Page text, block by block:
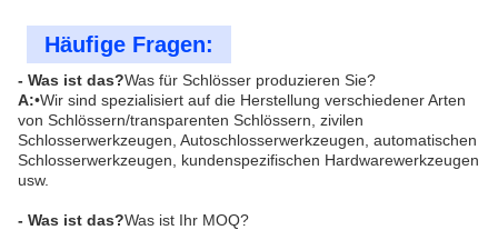
Häufige Fragen:
- Was ist das?Was für Schlösser produzieren Sie?
A:•Wir sind spezialisiert auf die Herstellung verschiedener Arten
von Schlössern/transparenten Schlössern, zivilen
Schlosserwerkzeugen, Autoschlosserwerkzeugen, automatischen
Schlosserwerkzeugen, kundenspezifischen Hardwarewerkzeugen
usw.
- Was ist das?Was ist Ihr MOQ?